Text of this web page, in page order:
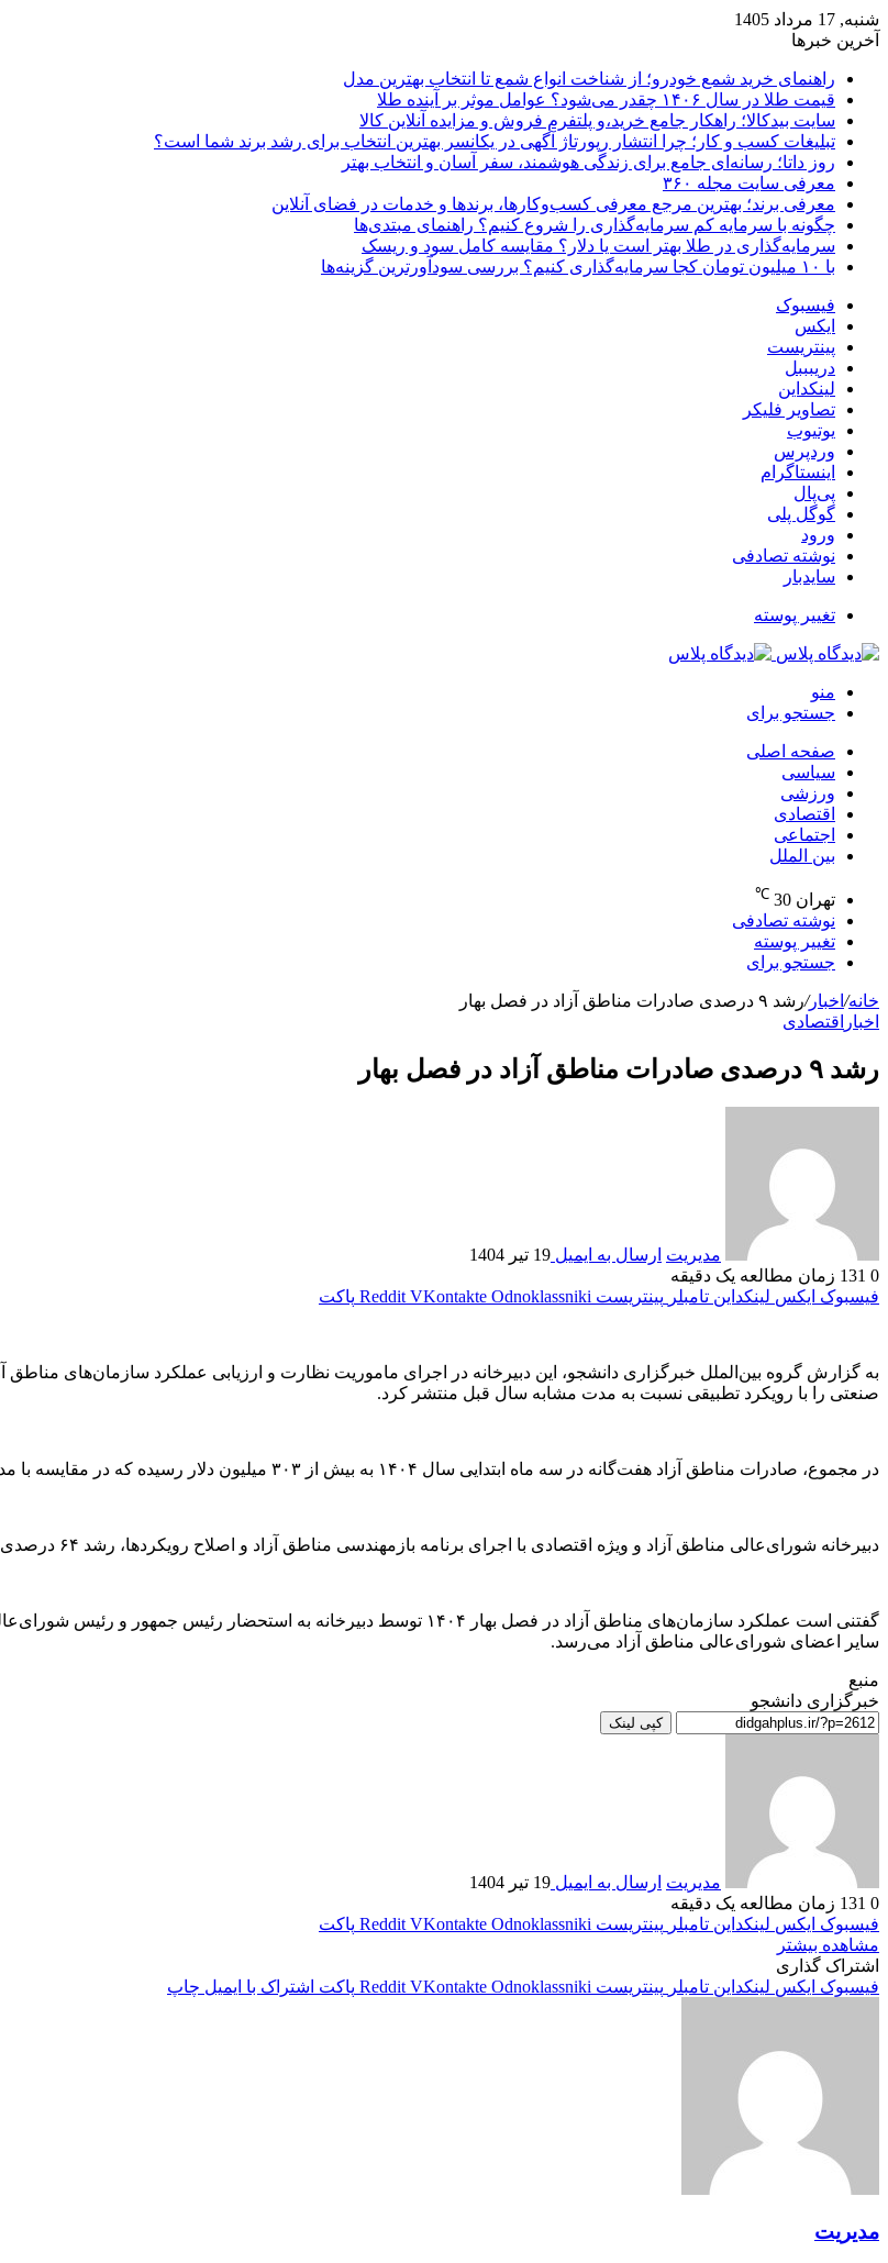
شنبه, 17 مرداد 1405
آخرین خبرها
راهنمای خرید شمع خودرو؛ از شناخت انواع شمع تا انتخاب بهترین مدل
قیمت طلا در سال ۱۴۰۶ چقدر می‌شود؟ عوامل موثر بر آینده طلا
سایت بیدکالا؛ راهکار جامع خرید،و پلتفرم فروش و مزایده آنلاین کالا
تبلیغات کسب و کار؛ چرا انتشار رپورتاژ آگهی در یکانسر بهترین انتخاب برای رشد برند شما است؟
روز داتا؛ رسانه‌ای جامع برای زندگی هوشمند، سفر آسان و انتخاب بهتر
معرفی سایت مجله ۳۶۰
معرفی برند؛ بهترین مرجع معرفی کسب‌وکارها، برندها و خدمات در فضای آنلاین
چگونه با سرمایه کم سرمایه‌گذاری را شروع کنیم؟ راهنمای مبتدی‌ها
سرمایه‌گذاری در طلا بهتر است یا دلار؟ مقایسه کامل سود و ریسک
با ۱۰ میلیون تومان کجا سرمایه‌گذاری کنیم؟ بررسی سودآورترین گزینه‌ها
فیسبوک
ایکس
پینتریست
دریبببل
لینکداین
تصاویر فلیکر
یوتیوب
وردپرس
اینستاگرام
پی‌پال
گوگل پلی
ورود
نوشته تصادفی
سایدبار
تغییر پوسته
منو
جستجو برای
صفحه اصلی
سیاسی
ورزشی
اقتصادی
اجتماعی
بین الملل
تهران 30
℃
نوشته تصادفی
تغییر پوسته
جستجو برای
خانه/ اخبار/رشد ۹ درصدی صادرات مناطق آزاد در فصل بهار
اخبار اقتصادی
رشد ۹ درصدی صادرات مناطق آزاد در فصل بهار
مدیریت ارسال به ایمیل 19 تیر 1404
0
زمان مطالعه یک دقیقه
فیسبوک ایکس لینکداین تامبلر پینتریست Reddit VKontakte Odnoklassniki پاکت
صنعتی را با رویکرد تطبیقی نسبت به مدت مشابه سال قبل منتشر کرد.
در مجموع، صادرات مناطق آزاد هفت‌گانه در سه ماه ابتدایی سال ۱۴۰۴ به بیش از ۳۰۳ میلیون دلار رسیده که در مقایسه با مدت مشابه سال قبل ۹ درصد رشد داشته است.
دبیرخانه شورای‌عالی مناطق آزاد و ویژه اقتصادی با اجرای برنامه بازمهندسی مناطق آزاد و اصلاح رویکردها، رشد ۶۴ درصدی صادرات را برای سال ۱۴۰۴ هدف‌گذاری کرده است.
گفتنی است عملکرد سازمان‌های مناطق آزاد در فصل بهار ۱۴۰۴ توسط دبیرخانه به
سایر اعضای شورای‌عالی مناطق آزاد می‌رسد.
منبع
خبرگزاری دانشجو
کپی لینک
مدیریت ارسال به ایمیل 19 تیر 1404
0
زمان مطالعه یک دقیقه
فیسبوک ایکس لینکداین تامبلر پینتریست Reddit VKontakte Odnoklassniki
پاکت
مشاهده بیشتر
اشتراک گذاری
فیسبوک ایکس لینکداین تامبلر پینتریست Reddit VKontakte Odnoklassniki پاکت اشتراک با ایمیل چاپ
مدیریت